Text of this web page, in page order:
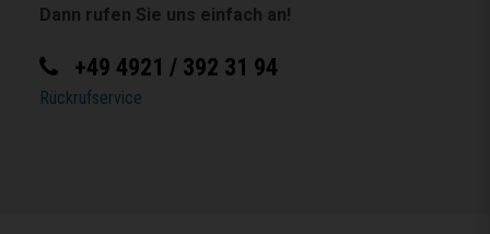
Dann rufen Sie uns einfach an!
+49 4921 / 392 31 94
Rückrufservice